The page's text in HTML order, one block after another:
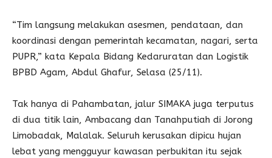
“Tim langsung melakukan asesmen, pendataan, dan
koordinasi dengan pemerintah kecamatan, nagari, serta
PUPR,” kata Kepala Bidang Kedaruratan dan Logistik
BPBD Agam, Abdul Ghafur, Selasa (25/11).
Tak hanya di Pahambatan, jalur SIMAKA juga terputus
di dua titik lain, Ambacang dan Tanahputiah di Jorong
Limobadak, Malalak. Seluruh kerusakan dipicu hujan
lebat yang mengguyur kawasan perbukitan itu sejak